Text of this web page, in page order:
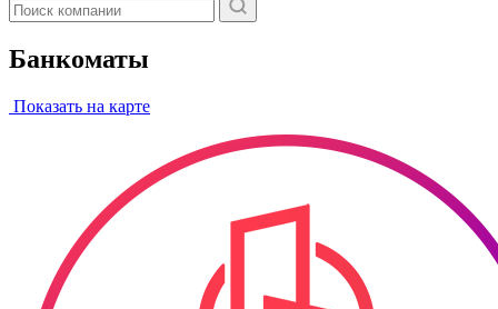
Банкоматы
Показать на карте